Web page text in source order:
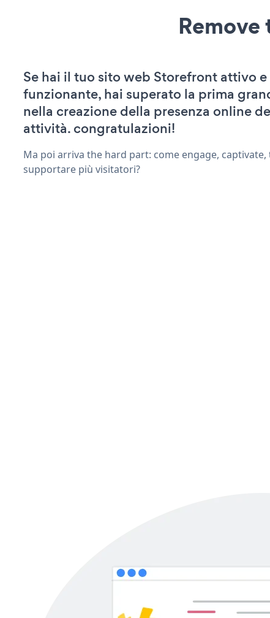
Se hai il tuo sito web Storefront attivo e
funzionante, hai superato la prima
nella creazione della presenza online
attività. congratulazioni!
Ma poi arriva the hard part: come engage,
supportare più visitatori?